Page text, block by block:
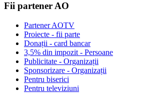
Fii partener AO
Partener AOTV
Proiecte - fii parte
Donații - card bancar
3,5% din impozit - Persoane
Publicitate - Organizații
Sponsorizare - Organizații
Pentru biserici
Pentru televiziuni